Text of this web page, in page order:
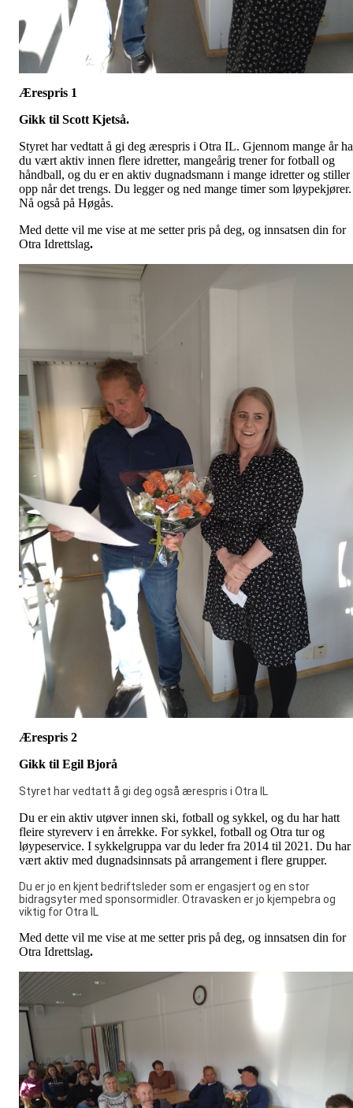
Ærespris 1
Gikk til Scott Kjetså.
Styret har vedtatt å gi deg ærespris i Otra IL. Gjennom mange år
du vært aktiv innen flere idretter, mangeårig trener for fotball og
håndball, og du er en aktiv dugnadsmann i mange idretter og stiller
opp når det trengs. Du legger og ned mange timer som løypekjører.
Nå også på Høgås.
Med dette vil me vise at me setter pris på deg, og innsatsen din for
Otra Idrettslag.
Ærespris 2
Gikk til Egil Bjorå
Styret har vedtatt å gi deg også ærespris i Otra IL
Du er ein aktiv utøver innen ski, fotball og sykkel, og du har hatt
fleire styreverv i en årrekke. For sykkel, fotball og Otra tur og
løypeservice. I sykkelgruppa var du leder fra 2014 til 2021. Du har
vært aktiv med dugnadsinnsats på arrangement i flere grupper.
Du er jo en kjent bedriftsleder som er engasjert og en stor
bidragsyter med sponsormidler. Otravasken er jo kjempebra og
viktig for Otra IL
Med dette vil me vise at me setter pris på deg, og innsatsen din for
Otra Idrettslag.